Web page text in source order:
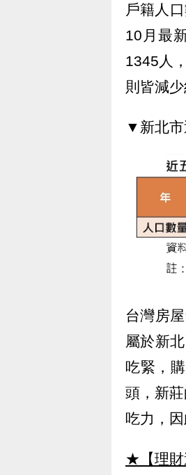
戶籍人
10月最
1345人
則皆減
▼新北市
台灣房
屬於新
吃緊，
頭，新
吃力，
★【理財